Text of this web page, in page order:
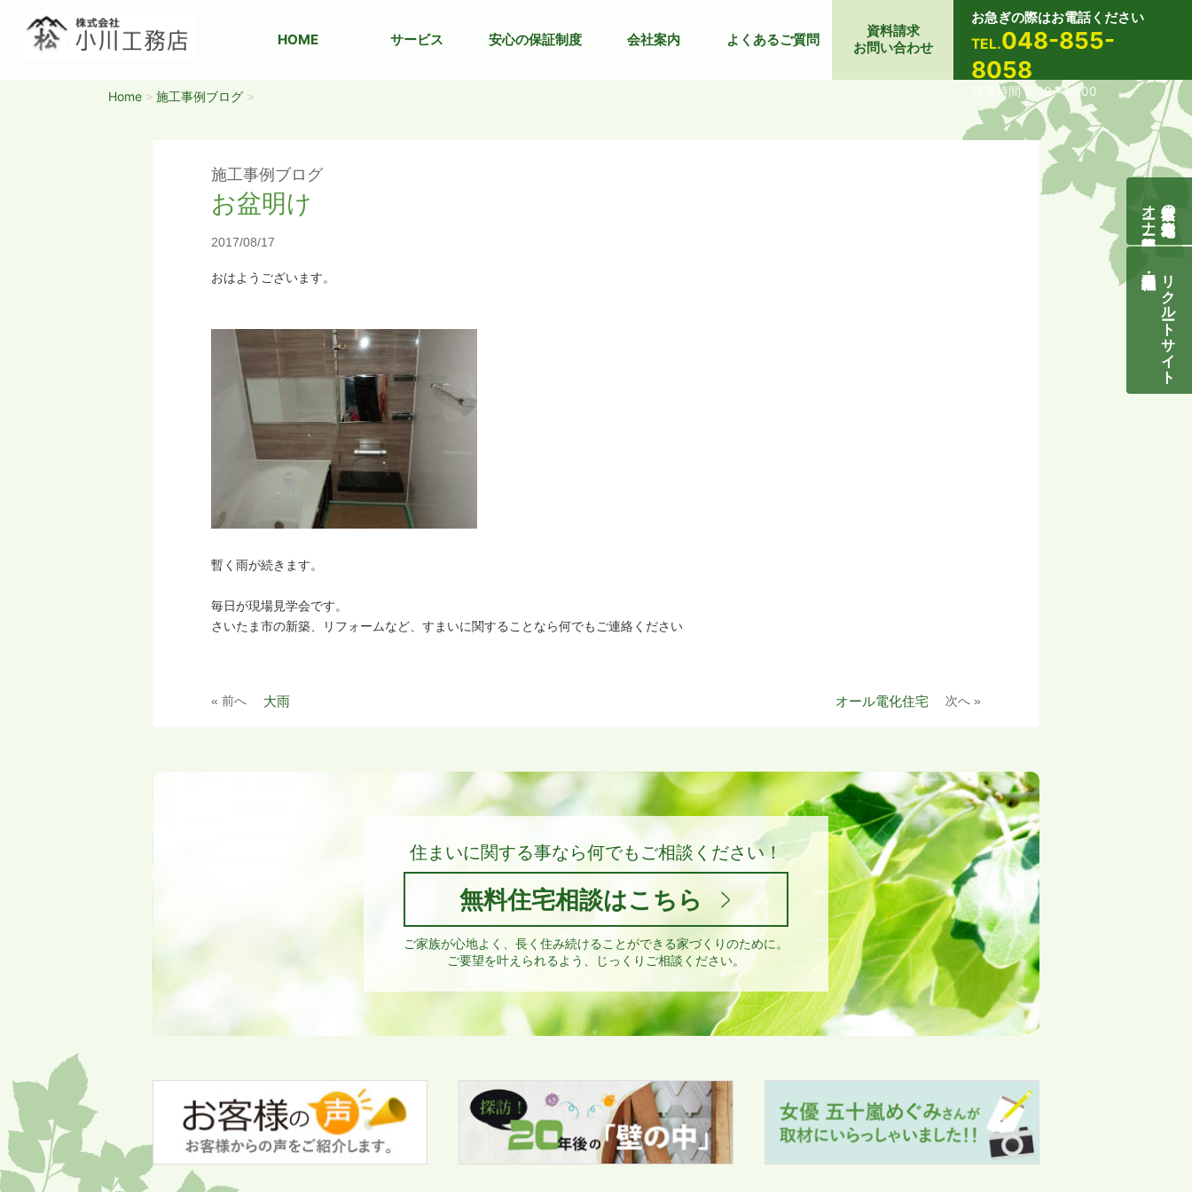
HOME サービス 安心の保証制度 会社案内 よくあるご質問
資料請求
お問い合わせ
お急ぎの際はお電話ください
TEL.048-855-
8058
営業時間 9:00～19:00
Home > 施工事例ブログ >
施工事例ブログ
お盆明け
2017/08/17
おはようございます。
暫く雨が続きます。
毎日が現場見学会です。
さいたま市の新築、リフォームなど、すまいに関することなら何でもご連絡ください
« 前へ 大雨 オール電化住宅 次へ »
住まいに関する事なら何でもご相談ください！
無料住宅相談はこちら
ご家族が心地よく、長く住み続けることができる家づくりのために。
ご要望を叶えられるよう、じっくりご相談ください。
自然素材の無垢木造住宅
オーナー様募集説明会
リクルートサイト